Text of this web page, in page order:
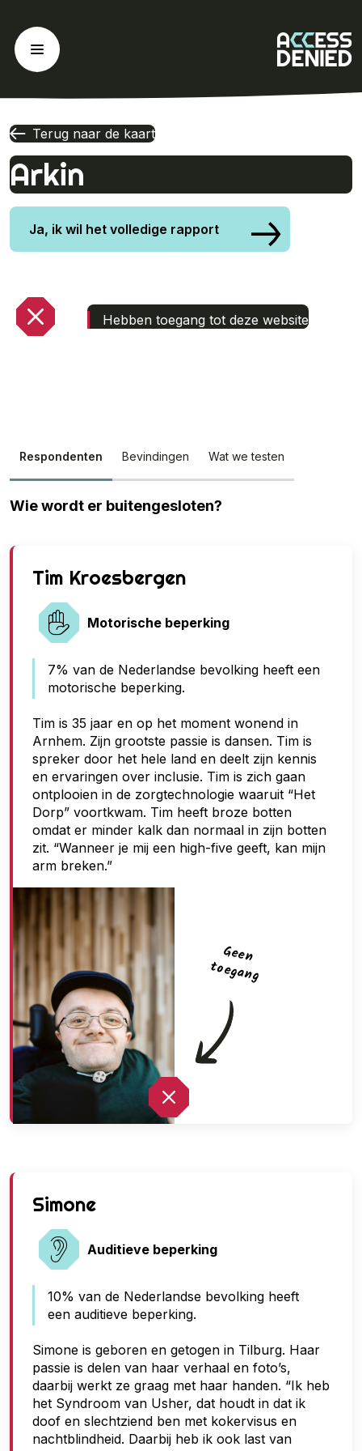
naar
inhoud
Terug naar de kaart
Arkin
Ja, ik wil het volledige rapport
Hebben toegang tot deze website
Respondenten Bevindingen Wat we testen
Wie wordt er buitengesloten?
G
e
o
e
g
a
n
g
Tim Kroesbergen
Motorische beperking
7% van de Nederlandse bevolking heeft een
motorische beperking.
Tim is 35 jaar en op het moment wonend in
Arnhem. Zijn grootste passie is dansen. Tim is
spreker door het hele land en deelt zijn kennis
en ervaringen over inclusie. Tim is zich gaan
ontplooien in de zorgtechnologie waaruit “Het
Dorp” voortkwam. Tim heeft broze botten
omdat er minder kalk dan normaal in zijn botten
zit. “Wanneer je mij een high-five geeft, kan mijn
arm breken.”
G
een
toegan
g
G
e
o
e
g
a
n
Simone
Auditieve beperking
10% van de Nederlandse bevolking heeft
een auditieve beperking.
Simone is geboren en getogen in Tilburg. Haar
passie is delen van haar verhaal en foto’s,
daarbij werkt ze graag met haar handen. “Ik heb
het Syndroom van Usher, dat houdt in dat ik
doof en slechtziend ben met kokervisus en
nachtblindheid. Daarbij heb ik ook last van